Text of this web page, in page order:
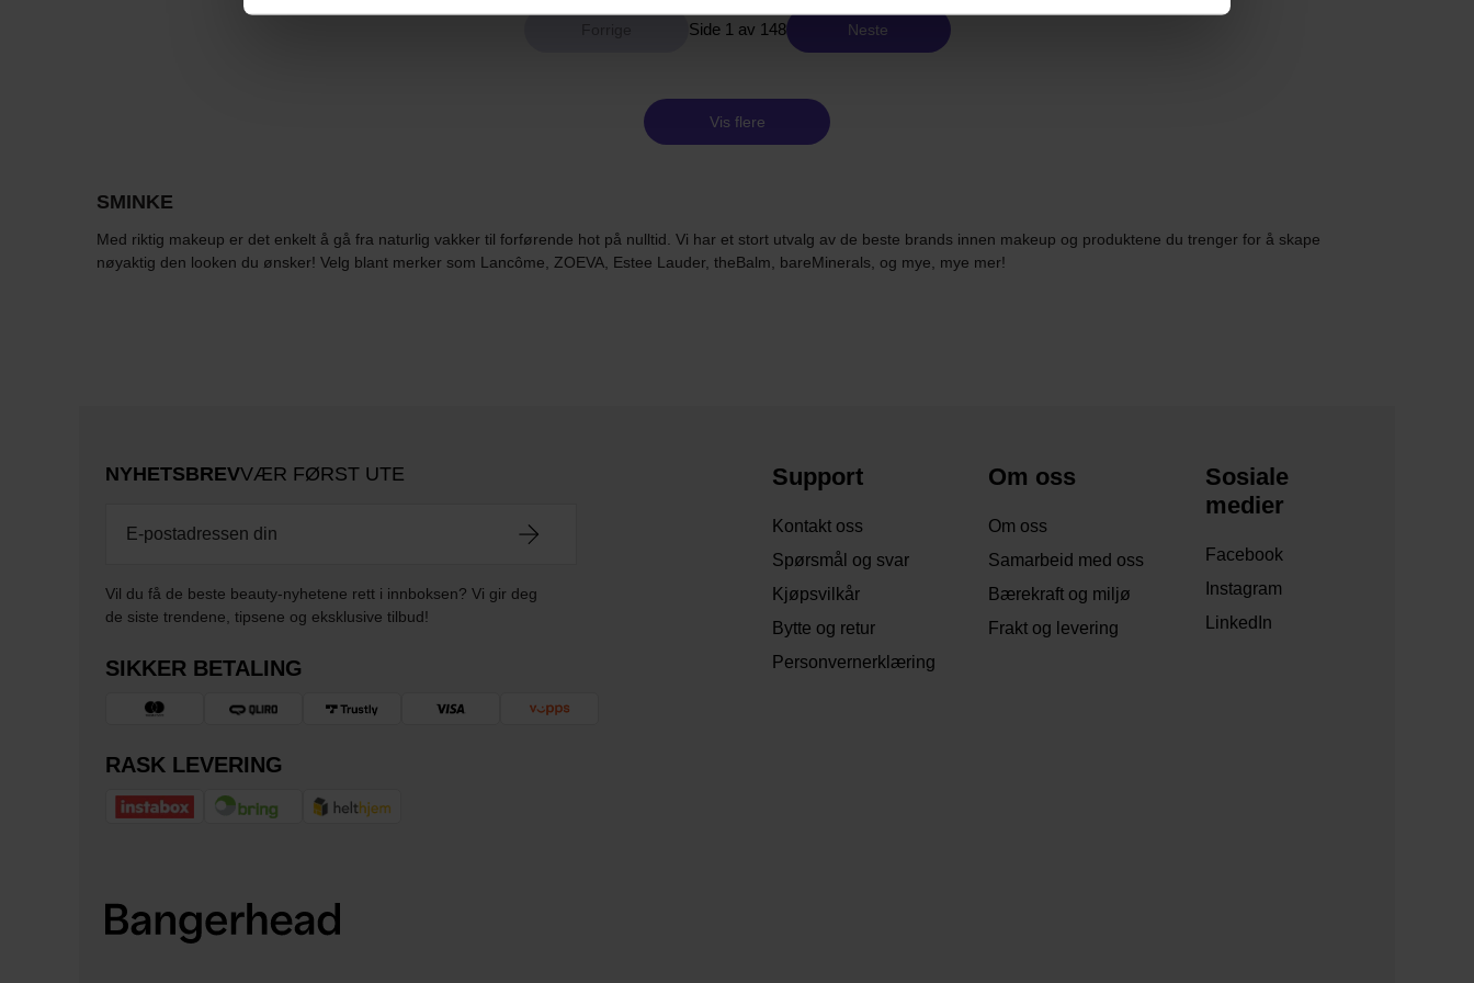
Side 1 av 148 Neste
Vis flere
SMINKE
Med riktig makeup er det enkelt å gå fra naturlig vakker til forførende hot på nulltid. Vi har et stort utvalg av de beste brands innen makeup og produktene du trenger for å skape
nøyaktig den looken du ønsker! Velg blant merker som Lancôme, ZOEVA, Estee Lauder, theBalm, bareMinerals, og mye, mye mer!
NYHETSBREVVÆR FØRST UTE
Vil du få de beste beauty-nyhetene rett i innboksen? Vi gir deg
de siste trendene, tipsene og eksklusive tilbud!
SIKKER BETALING
RASK LEVERING
Support
Kontakt oss
Spørsmål og svar
Kjøpsvilkår
Bytte og retur
Personvernerklæring
Om oss
Om oss
Samarbeid med oss
Bærekraft og miljø
Frakt og levering
Sosiale
medier
Facebook
Instagram
LinkedIn